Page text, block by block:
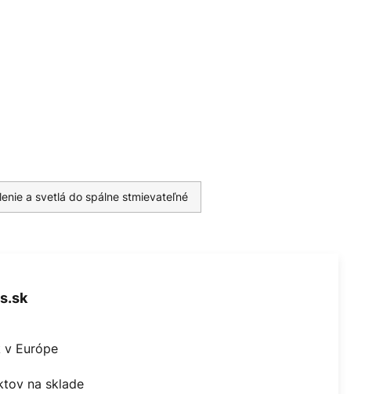
a svetlá do spálne stmievateľné
v Európe
na sklade